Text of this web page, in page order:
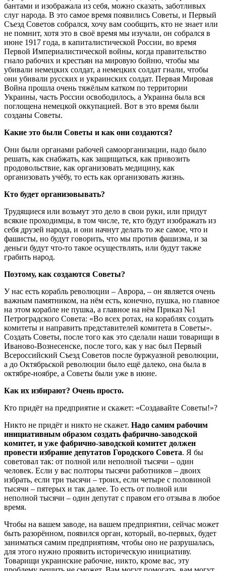
бантами и изображала из себя, можно сказать, заботливых
слуг народа. В это самое время появились Советы, и Первый
Съезд Советов собрался, хочу вам сообщить, кто не знает или
не помнит, хотя это в своё время мы изучали, он собрался в
июне 1917 года, в капиталистической России, во время
Первой Империалистической войны, когда правительство
гнало рабочих и крестьян на мировую бойню, чтобы мы
убивали немецких солдат, а немецких солдат гнали, чтобы
они убивали русских и украинских солдат. Первая Мировая
Война прошла очень тяжёлым катком по территории
Украины, часть России освободилось, а Украина была вся
поглощена немецкой оккупацией. Вот в это время были
созданы Советы.
Какие это были Советы и как они создаются?
Они были органами рабочей самоорганизации, надо было
решать, как снабжать, как защищаться, как привозить
продовольствие, как организовать медицину, как
организовать учёбу, то есть как организовать жизнь.
Кто будет организовывать?
Трудящиеся или возьмут это дело в свои руки, или придут
всякие проходимцы, в том числе, те, кто будут изображать из
себя друзей народа, и они начнут делать то же самое, что и
фашисты, но будут говорить, что мы против фашизма, и за
деньги будут что-то такое осуществлять, или будут также
грабить народ.
Поэтому, как создаются Советы?
У нас есть корабль революции – Аврора, – он является очень
важным памятником, на нём есть, конечно, пушка, но главное
на этом корабле не пушка, а главное на нём Приказ №1
Петроградского Совета: «Во всех ротах, на кораблях создать
комитеты и направить представителей комитета в Советы».
Создать Советы, после того как это сделали наши товарищи в
Иваново-Вознесенске, после того, как у нас был Первый
Всероссийский Съезд Советов после буржуазной революции,
а до Октябрьской революции было ещё далеко, она была в
октябре-ноябре, а Советы были уже в июне.
Как их избирают? Очень просто.
Кто придёт на предприятие и скажет: «Создавайте Советы!»?
Никто не придёт и никто не скажет. Надо самим рабочим
инициативным образом создать фабрично-заводской
комитет, и уже фабрично-заводской комитет должен
провести избрание депутатов Городского Совета. Я бы
советовал так: от полной или неполной тысячи – один
человек. Если у вас полторы тысячи работников – двоих
избрать, если три тысячи – троих, если четыре с половиной
тысячи – пятерых и так далее. То есть от полной или
неполной тысячи – один депутат с правом его отзыва в любое
время.
Чтобы на вашем заводе, на вашем предприятии, сейчас может
быть разорённом, появился орган, который, во-первых, будет
заниматься самим предприятиям, чтобы оно не разрушалась,
для этого нужно проявить историческую инициативу.
Товарищи украинские рабочие, никто, кроме вас, эту